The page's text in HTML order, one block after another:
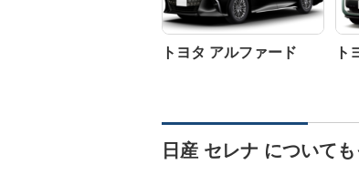
トヨタ アルファード ト
日産 セレナ についても